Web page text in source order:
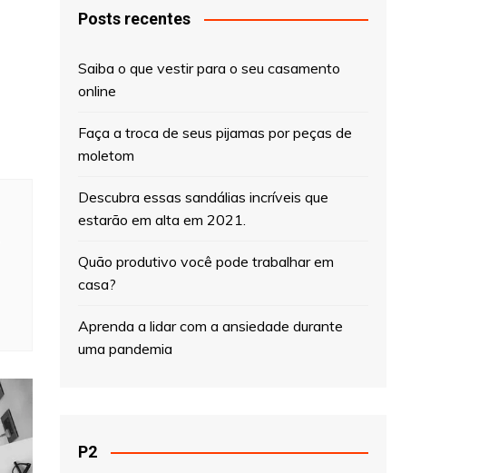
Posts recentes
Saiba o que vestir para o seu casamento
online
Faça a troca de seus pijamas por peças de
moletom
Descubra essas sandálias incríveis que
estarão em alta em 2021.
Quão produtivo você pode trabalhar em
casa?
Aprenda a lidar com a ansiedade durante
uma pandemia
P2